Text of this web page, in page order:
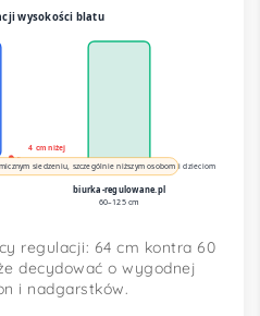
wysokości blatu
4 cm niżej
biurka-regulowane.pl
60–125 cm
siedzeniu, szczególnie niższym osobom i dzieciom
regulacji: 64 cm kontra 60
decydować o wygodnej
i nadgarstków.